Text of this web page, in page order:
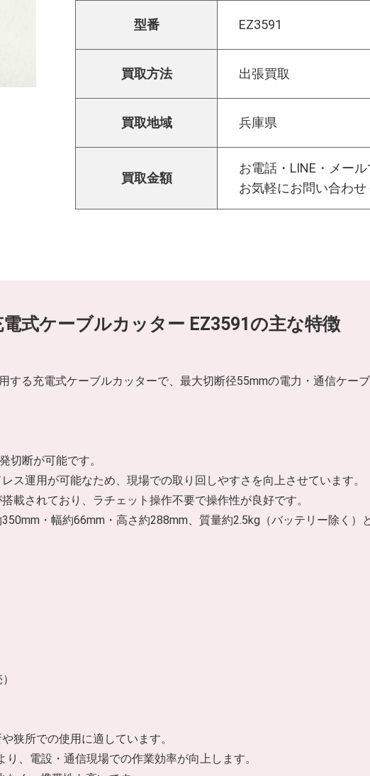
型番 EZ3591
買取方法 出張買取
買取地域 兵庫県
買取金額
お電話・LINE・メール
お気軽にお問い合わせ
式ケーブルカッター EZ3591の主な特徴
する充電式ケーブルカッターで、最大切断径55mmの電力・通信ケー
切断が可能です。
ス運用が可能なため、現場での取り回しやすさを向上させています。
載されており、ラチェット操作不要で操作性が良好です。
・幅約66mm・高さ約288mm、質量約2.5kg（バッテリー除く）
狭所での使用に適しています。
、電設・通信現場での作業効率が向上します。